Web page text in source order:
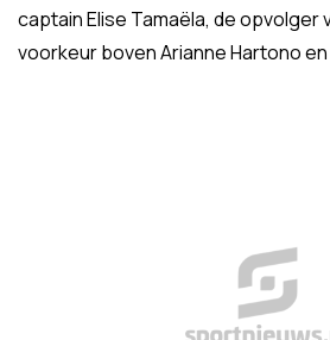
captain Elise Tamaëla, de opvolger
voorkeur boven Arianne Hartono